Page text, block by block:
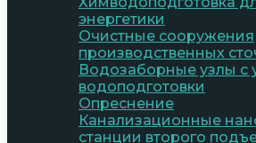
энергетики
Очистные сооружения
производственных
Водозаборные узлы с
водоподготовки
Опреснение
Канализационные
станции второго